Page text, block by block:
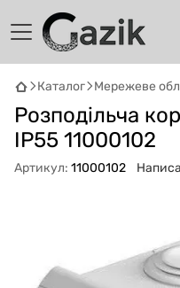
Каталог Мережеве
Розподільча
ІР55 11000102
Артикул: 11000102
GAZIKAI
Онлайн · пошук техніки
підібрати вживану